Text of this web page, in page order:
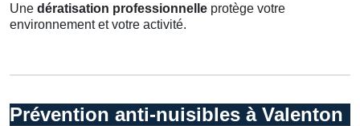
Une dératisation professionnelle protège votre
environnement et votre activité.
Prévention anti-nuisibles à Valenton